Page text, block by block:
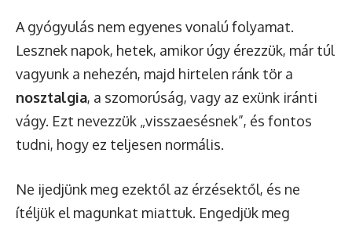
A gyógyulás nem egyenes vonalú folyamat.
Lesznek napok, hetek, amikor úgy érezzük, már túl
vagyunk a nehezén, majd hirtelen ránk tör a
nosztalgia, a szomorúság, vagy az exünk iránti
vágy. Ezt nevezzük „visszaesésnek”, és fontos
tudni, hogy ez teljesen normális.
Ne ijedjünk meg ezektől az érzésektől, és ne
ítéljük el magunkat miattuk. Engedjük meg